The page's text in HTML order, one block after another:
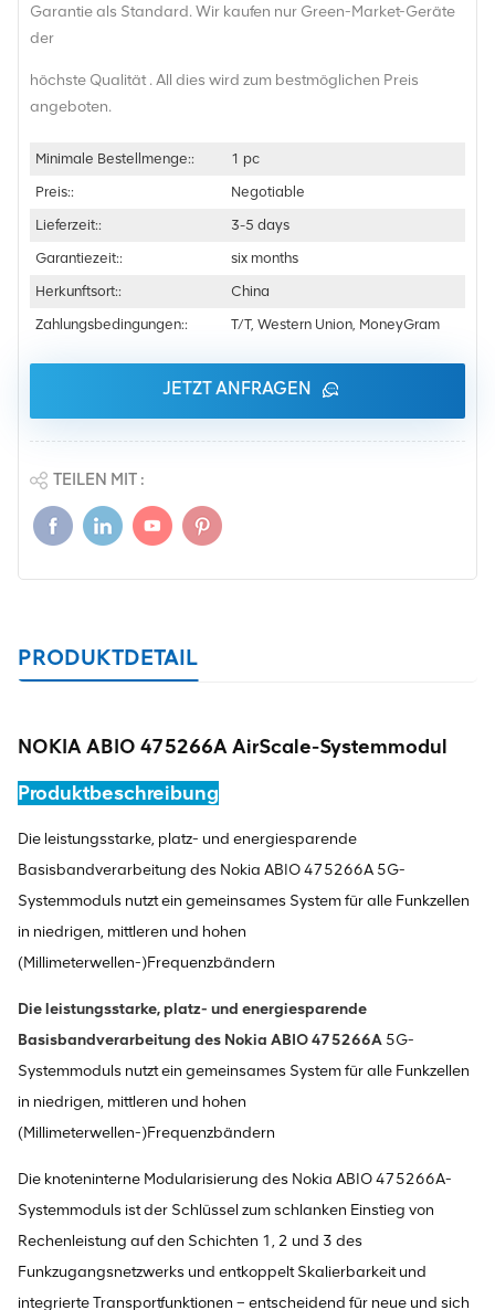
Garantie als Standard. Wir kaufen nur Green-Market-Geräte
der
höchste Qualität . All dies wird zum bestmöglichen Preis
angeboten.
Minimale Bestellmenge::
1 pc
Preis::
Negotiable
Lieferzeit::
3-5 days
Garantiezeit::
six months
Herkunftsort::
China
Zahlungsbedingungen::
T/T, Western Union, MoneyGram
JETZT ANFRAGEN
TEILEN MIT :
PRODUKTDETAIL
NOKIA ABIO 475266A AirScale-Systemmodul
Produktbeschreibung
Die leistungsstarke, platz- und energiesparende
Basisbandverarbeitung des Nokia ABIO 475266A 5G-
Systemmoduls nutzt ein gemeinsames System für alle Funkzellen
in niedrigen, mittleren und hohen
(Millimeterwellen-)Frequenzbändern
Die leistungsstarke, platz- und energiesparende
Basisbandverarbeitung des Nokia ABIO 475266A 5G-
Systemmoduls nutzt ein gemeinsames System für alle Funkzellen
in niedrigen, mittleren und hohen
(Millimeterwellen-)Frequenzbändern
Die knoteninterne Modularisierung des Nokia ABIO 475266A-
Systemmoduls ist der Schlüssel zum schlanken Einstieg von
Rechenleistung auf den Schichten 1, 2 und 3 des
Funkzugangsnetzwerks und entkoppelt Skalierbarkeit und
integrierte Transportfunktionen – entscheidend für neue und sich